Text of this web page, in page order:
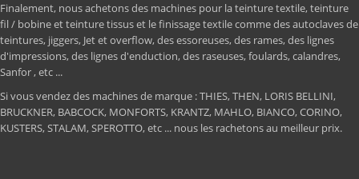
Finalement, nous achetons des machines pour la teinture textile, teinture
fil / bobine et teinture tissus et le finissage textile comme des autoclaves de
teintures, jiggers, Jet et overflow, des essoreuses, des rames, des lignes
d'impressions, des lignes d'enduction, des raseuses, foulards, calandres,
Sanfor , etc ...
Si vous vendez des machines de marque : THIES, THEN, LORIS BELLINI,
BRUCKNER, BABCOCK, MONFORTS, KRANTZ, MAHLO, BIANCO, CORINO,
KUSTERS, STALAM, SPEROTTO, etc ... nous les rachetons au meilleur prix.